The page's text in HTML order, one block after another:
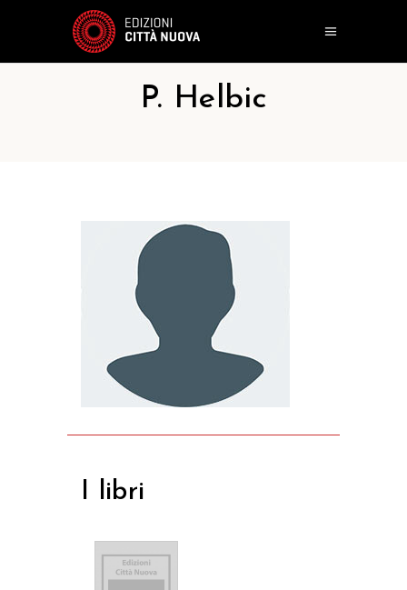
P. Helbic
I libri